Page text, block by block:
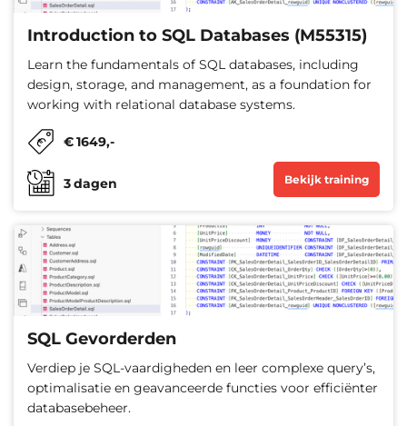
Introduction to SQL Databases (M55315)
Learn the fundamentals of SQL databases, including
design, storage, and management, as a foundation for
working with relational database systems.
€1649,-
3dagen Bekijk training
SQL Gevorderden
Verdiep je SQL-vaardigheden en leer complexe query’s,
optimalisatie en geavanceerde functies voor efficiënter
databasebeheer.